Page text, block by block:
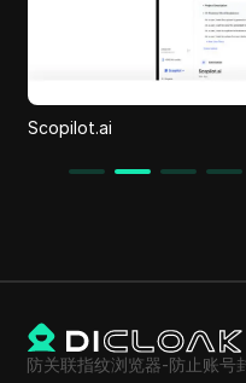
防关联指纹浏览器-防止账号